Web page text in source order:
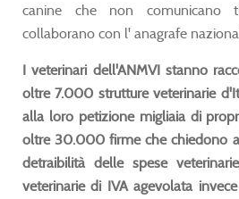
canine che non
collaborano con l' anagrafe
I veterinari dell'ANMVI stanno
oltre 7.000 strutture veterinarie
alla loro petizione migliaia di
oltre 30.000 firme che chiedono
detraibilità delle spese
veterinarie di IVA agevolata